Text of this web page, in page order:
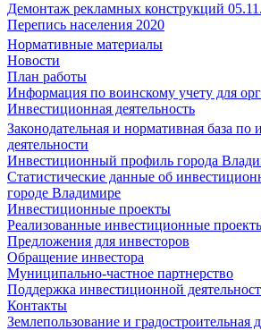
Демонтаж рекламных конструкций
Перепись населения 2020
Нормативные материалы
Новости
План работы
Информация по воинскому учету для
Инвестиционная деятельность
Законодательная и нормативная база по
деятельности
Инвестиционный профиль города
Статистические данные об
городе Владимире
Инвестиционные проекты
Реализованные инвестиционные
Предложения для инвесторов
Обращение инвестора
Муниципально-частное партнерство
Поддержка инвестиционной
Контакты
Землепользование и градостроительная